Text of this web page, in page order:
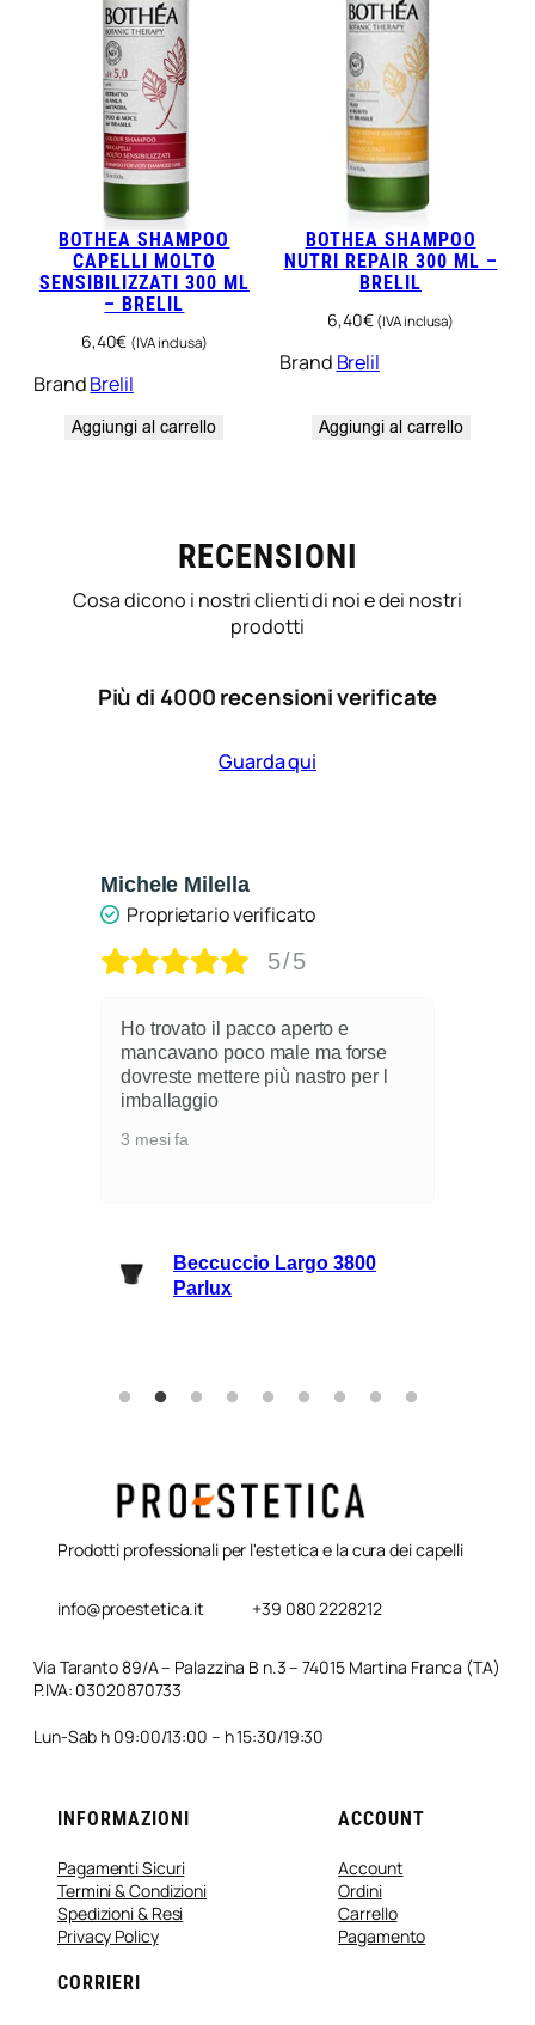
BOTHEA SHAMPOO
CAPELLI MOLTO
SENSIBILIZZATI 300 ML
– BRELIL
6,40€ (IVA inclusa)
BrandBrelil
Aggiungi al carrello
BOTHEA SHAMPOO
NUTRI REPAIR 300 ML –
BRELIL
6,40€ (IVA inclusa)
Brand Brelil
Aggiungi al carrello
RECENSIONI
Cosa dicono i nostri clienti di noi e dei nostri
prodotti
Più di 4000 recensioni verificate
Guarda qui
Michele Milella
Proprietario verificato
5/5
Ho trovato il pacco aperto e
mancavano poco male ma forse
dovreste mettere più nastro per l
imballaggio
3 mesi fa
Beccuccio Largo 3800
Parlux
Prodotti professionali per l'estetica e la cura dei capelli
info@proestetica.it +39 080 2228212
Via Taranto 89/A – Palazzina B n.3 – 74015 Martina Franca (TA)
P.IVA: 03020870733
Lun-Sab h 09:00/13:00 – h 15:30/19:30
INFORMAZIONI
Pagamenti Sicuri
Termini & Condizioni
Spedizioni & Resi
Privacy Policy
ACCOUNT
Account
Ordini
Carrello
Pagamento
CORRIERI